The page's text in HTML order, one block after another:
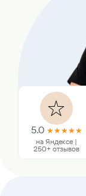
5.0 ★★★★★
на Яндексе |
250+ отзывов